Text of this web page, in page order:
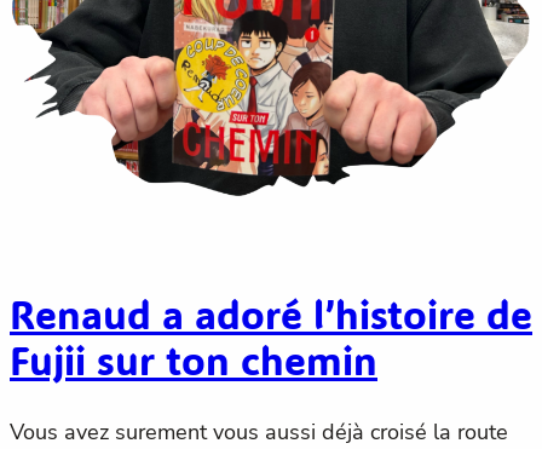
Renaud a adoré l’histoire de
Fujii sur ton chemin
Vous avez surement vous aussi déjà croisé la route